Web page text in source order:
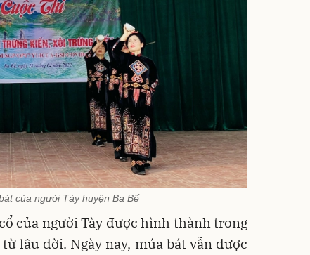
của người Tày huyện Ba Bể
của người Tày được hình thành trong
lâu đời. Ngày nay, múa bát vẫn được